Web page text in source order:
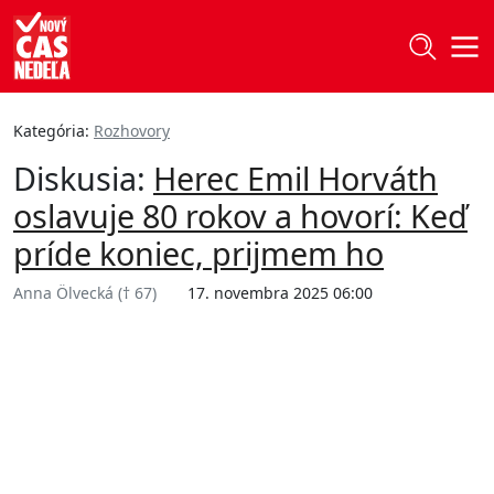
Kategória: Rozhovory
Diskusia: Herec Emil Horváth
oslavuje 80 rokov a hovorí: Keď
príde koniec, prijmem ho
Anna Ölvecká († 67) 17. novembra 2025 06:00